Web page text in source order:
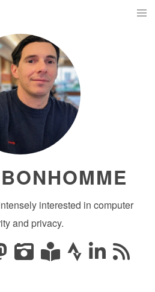
interested in computer
and privacy.